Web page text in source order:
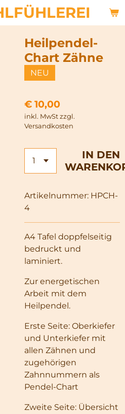
Heilpendel-
Chart Zähne
NEU
€ 10,00
inkl. MwSt zzgl.
Versandkosten
IN DEN
Artikelnummer: HPCH-
4
A4 Tafel doppfelseitig
bedruckt und
laminiert.
Zur energetischen
Arbeit mit dem
Heilpendel.
Erste Seite: Oberkiefer
und Unterkiefer mit
allen Zähnen und
zugehörigen
Zahnnummern als
Pendel-Chart
Zweite Seite: Übersicht